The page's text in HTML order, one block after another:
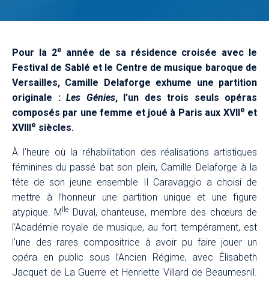
Pour la 2e
année de sa résidence croisée avec le
Festival de Sablé et le Centre de musique baroque de
Versailles, Camille Delaforge exhume une partition
originale : Les Génies, l’un des trois seuls opéras
composés par une femme et joué à Paris aux XVII e et
XVIII
e siècles.
À l’heure où la réhabilitation des réalisations artistiques
féminines du passé bat son plein, Camille Delaforge à la
tête de son jeune ensemble Il Caravaggio a choisi de
mettre à l’honneur une partition unique et une figure
atypique. M lle
Duval, chanteuse, membre des chœurs de
l’Académie royale de musique, au fort tempérament, est
l’une des rares compositrice à avoir pu faire jouer un
opéra en public sous l’Ancien Régime, avec Élisabeth
Jacquet de La Guerre et Henriette Villard de Beaumesnil.